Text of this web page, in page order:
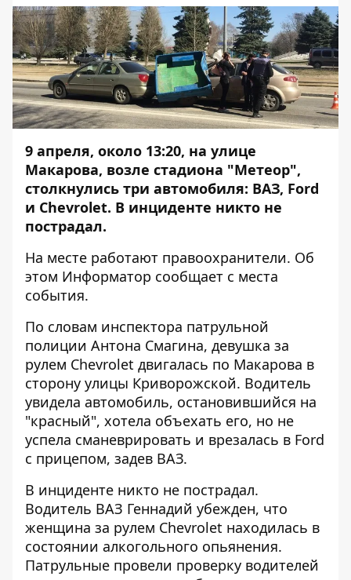
9 апреля, около 13:20, на улице
Макарова, возле стадиона "Метеор",
столкнулись три автомобиля: ВАЗ, Ford
и Chevrolet. В инциденте никто не
пострадал.
На месте работают правоохранители. Об
этом Информатор сообщает с места
события.
По словам инспектора патрульной
полиции Антона Смагина, девушка за
рулем Chevrolet двигалась по Макарова в
сторону улицы Криворожской. Водитель
увидела автомобиль, остановившийся на
"красный", хотела объехать его, но не
успела сманеврировать и врезалась в Ford
с прицепом, задев ВАЗ.
В инциденте никто не пострадал.
Водитель ВАЗ Геннадий убежден, что
женщина за рулем Chevrolet находилась в
состоянии алкогольного опьянения.
Патрульные провели проверку водителей